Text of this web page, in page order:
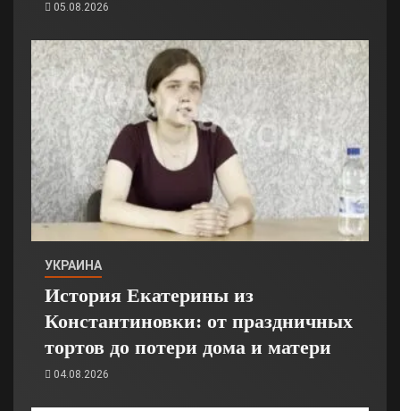
05.08.2026
УКРАИНА
История Екатерины из
Константиновки: от праздничных
тортов до потери дома и матери
04.08.2026